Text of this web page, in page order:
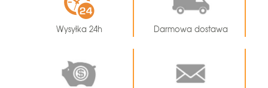
Wysyłka 24h Darmowa dostawa